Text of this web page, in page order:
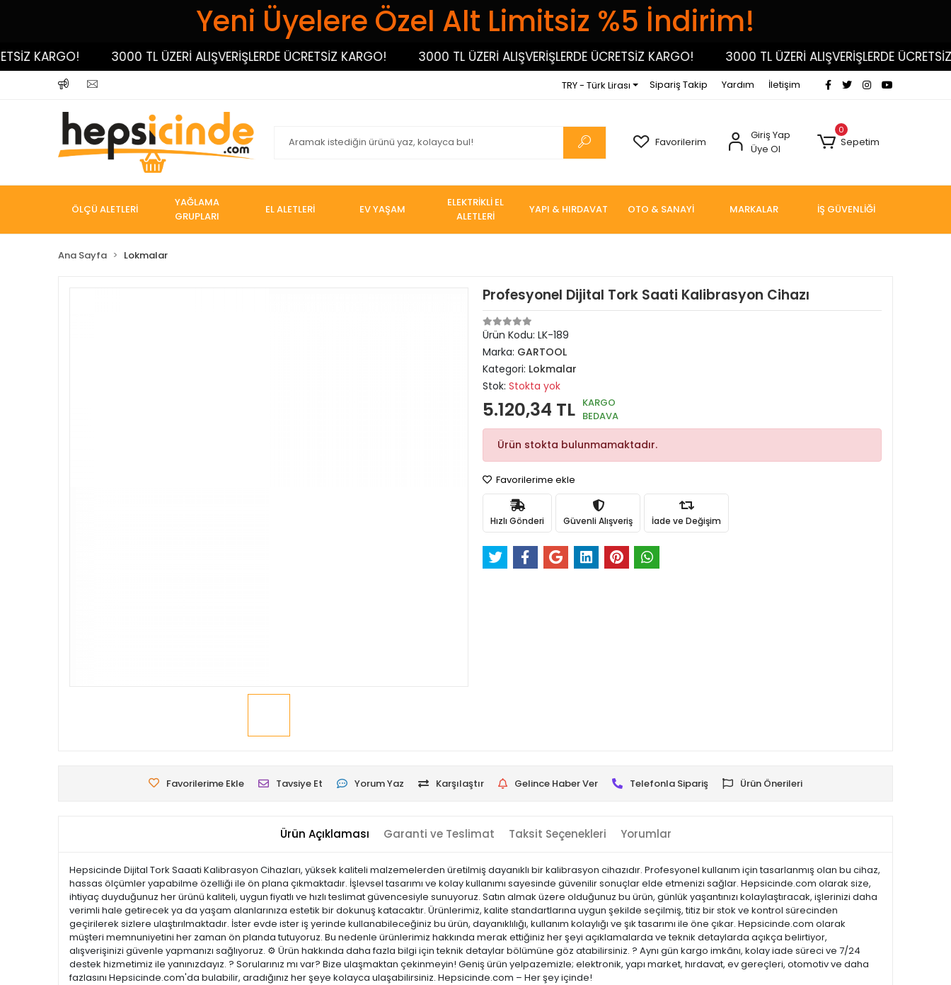
Yeni Üyelere Özel Alt Limitsiz %5 İndirim!
KARGO! 3000 TL ÜZERİ ALIŞVERİŞLERDE ÜCRETSİZ KARGO! 3000 TL ÜZERİ ALIŞVERİŞLERDE ÜCRETSİZ KARGO! 3000 TL ÜZERİ ALIŞVERİŞLERDE ÜCRETSİZ
TRY - Türk Lirası Sipariş Takip Yardım İletişim
Favorilerim
Giriş Yap
Üye Ol
0
Sepetim
ÖLÇÜ ALETLERİ
YAĞLAMA
GRUPLARI
EL ALETLERİ EV YAŞAM
ELEKTRİKLİ EL
ALETLERİ
YAPI & HIRDAVAT OTO & SANAYİ MARKALAR İŞ GÜVENLİĞİ
Ana Sayfa Lokmalar
Profesyonel Dijital Tork Saati Kalibrasyon Cihazı
Ürün Kodu: LK-189
Marka: GARTOOL
Kategori: Lokmalar
Stok: Stokta yok
5.120,34 TL KARGO
BEDAVA
Ürün stokta bulunmamaktadır.
Favorilerime ekle
Hızlı Gönderi Güvenli Alışveriş İade ve Değişim
Favorilerime Ekle Tavsiye Et Yorum Yaz Karşılaştır Gelince Haber Ver Telefonla Sipariş Ürün Önerileri
Ürün Açıklaması Garanti ve Teslimat Taksit Seçenekleri Yorumlar
Hepsicinde Dijital Tork Saaati Kalibrasyon Cihazları, yüksek kaliteli malzemelerden üretilmiş dayanıklı bir kalibrasyon cihazıdır. Profesyonel kullanım için tasarlanmış olan bu cihaz,
hassas ölçümler yapabilme özelliği ile ön plana çıkmaktadır. İşlevsel tasarımı ve kolay kullanımı sayesinde güvenilir sonuçlar elde etmenizi sağlar. Hepsicinde.com olarak size,
ihtiyaç duyduğunuz her ürünü kaliteli, uygun fiyatlı ve hızlı teslimat güvencesiyle sunuyoruz. Satın almak üzere olduğunuz bu ürün, günlük yaşantınızı kolaylaştıracak, işlerinizi daha
verimli hale getirecek ya da yaşam alanlarınıza estetik bir dokunuş katacaktır. Ürünlerimiz, kalite standartlarına uygun şekilde seçilmiş, titiz bir stok ve kontrol sürecinden
geçirilerek sizlere ulaştırılmaktadır. İster evde ister iş yerinde kullanabileceğiniz bu ürün, dayanıklılığı, kullanım kolaylığı ve şık tasarımı ile öne çıkar. Hepsicinde.com olarak
müşteri memnuniyetini her zaman ön planda tutuyoruz. Bu nedenle ürünlerimiz hakkında merak ettiğiniz her şeyi açıklamalarda ve teknik detaylarda açıkça belirtiyor,
alışverişinizi güvenle yapmanızı sağlıyoruz. ⚙️ Ürün hakkında daha fazla bilgi için teknik detaylar bölümüne göz atabilirsiniz. ? Aynı gün kargo imkânı, kolay iade süreci ve 7/24
destek hizmetimiz ile yanınızdayız. ? Sorularınız mı var? Bize ulaşmaktan çekinmeyin! Geniş ürün yelpazemizle; elektronik, yapı market, hırdavat, ev gereçleri, otomotiv ve daha
fazlasını Hepsicinde.com'da bulabilir, aradığınız her şeye kolayca ulaşabilirsiniz. Hepsicinde.com – Her şey içinde!